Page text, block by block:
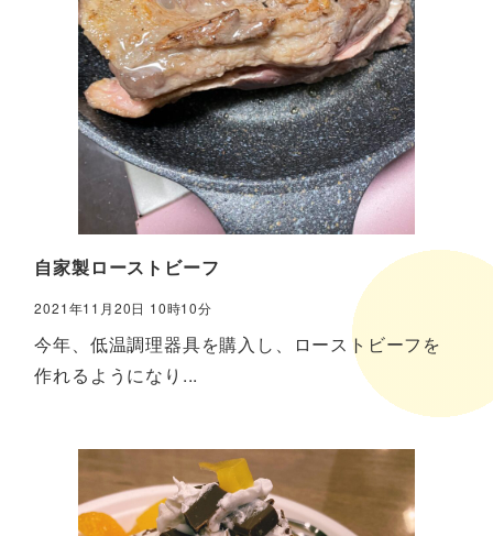
自家製ローストビーフ
2021年11月20日 10時10分
今年、低温調理器具を購入し、ローストビーフを
作れるようになり...